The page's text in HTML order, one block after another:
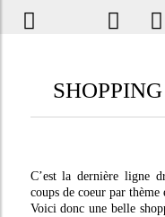
C’est la dernière ligne
coups de coeur par
Voici donc une belle